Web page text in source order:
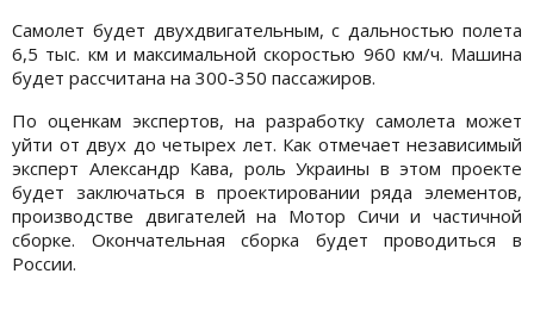
Самолет будет двухдвигательным, с дальностью полета
6,5 тыс. км и максимальной скоростью 960 км/ч. Машина
будет рассчитана на 300-350 пассажиров.
По оценкам экспертов, на разработку самолета может
уйти от двух до четырех лет. Как отмечает независимый
эксперт Александр Кава, роль Украины в этом проекте
будет заключаться в проектировании ряда элементов,
производстве двигателей на Мотор Сичи и частичной
сборке. Окончательная сборка будет проводиться в
России.